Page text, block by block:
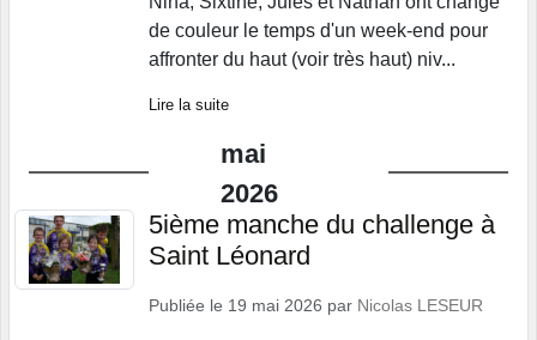
de couleur le temps d'un week-end pour
affronter du haut (voir très haut) niv...
Lire la suite
mai
2026
5ième manche du challenge à
Saint Léonard
Publiée le 19 mai 2026 par Nicolas LESEUR